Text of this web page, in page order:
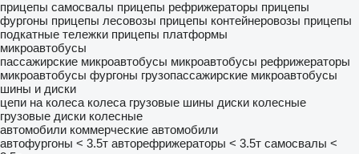
прицепы самосвалы прицепы рефрижераторы прицепы
фургоны прицепы лесовозы прицепы контейнеровозы прицепы
подкатные тележки прицепы платформы
микроавтобусы
пассажирские микроавтобусы микроавтобусы рефрижераторы
микроавтобусы фургоны грузопассажирские микроавтобусы
шины и диски
цепи на колеса колеса грузовые шины диски колесные
грузовые диски колесные
автомобили коммерческие автомобили
автофургоны < 3.5т авторефрижераторы < 3.5т самосвалы <